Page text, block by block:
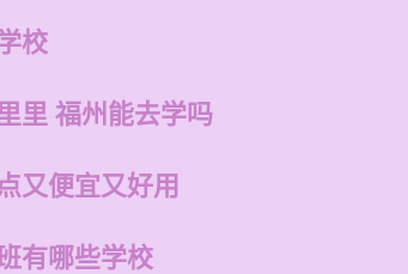
校
里 福州能去学吗
又便宜又好用
有哪些学校